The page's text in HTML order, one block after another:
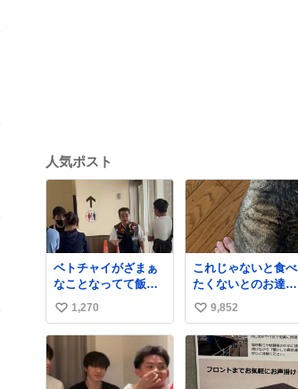
人気ポスト
ベトチャイがざまぁ
なことなってて飯う
ますぎ
る〜〜〜！！！！！
！！！ 店員さんの神
対応によって先頭並
んでたのに列からハ
ブられてた
い
い
1,270
これじゃないと食べ
たくないとのお達し
だったので、しっぽ
置き場係になってい
る
い
い
ね
数
9,852